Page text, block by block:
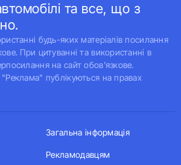
та все, що з
будь-яких матеріалів посилання
При цитуванні та використанні в
на сайт обов'язкове.
"Реклама" публікуються на правах
Загальна інформація
Рекламодавцям